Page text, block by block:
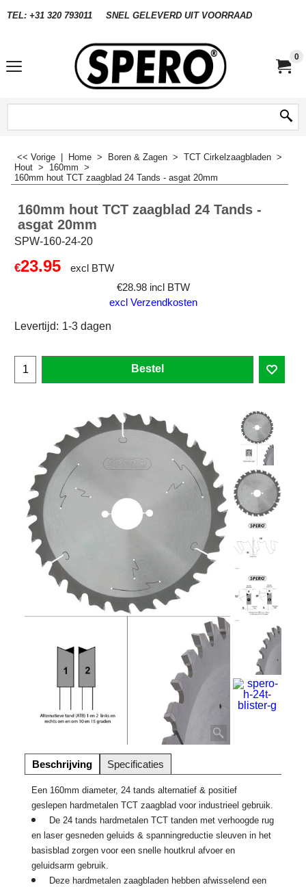
TEL: +31 320 793011 SNEL GELEVERD UIT VOORRAAD
0
<< Vorige Home > Boren & Zagen > TCT Cirkelzaagbladen >
Hout > 160mm >
160mm hout TCT zaagblad 24 Tands - asgat 20mm
160mm hout TCT zaagblad 24 Tands -
asgat 20mm
SPW-160-24-20
€23.95
excl BTW
€28.98 incl BTW
excl Verzendkosten
Levertijd: 1-3 dagen
Bestel
Beschrijving Specificaties
Een 160mm diameter, 24 tands alternatief & positief
geslepen hardmetalen TCT zaagblad voor industrieel gebruik.
De 24 tands hardmetalen TCT tanden met verhoogde rug
en laser gesneden geluids & spanningreductie sleuven in het
basisblad zorgen voor een snelle houtkrul afvoer en
geluidsarm gebruik.
Deze hardmetalen zaagbladen hebben afwisselend een